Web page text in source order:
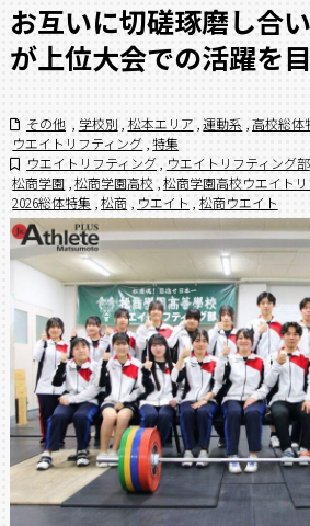
お互いに切磋琢磨し合
が上位大会での活躍を
その他 , 学校別 松本エリア 運動系 ,高校総体
ウエイトリフティング 特集
ウエイトリフティング
ウエイトリフティング部
松商学園 松商学園高校 松商学園高校ウエイト
2026総体特集 松商 ウエイト 松商ウエイト